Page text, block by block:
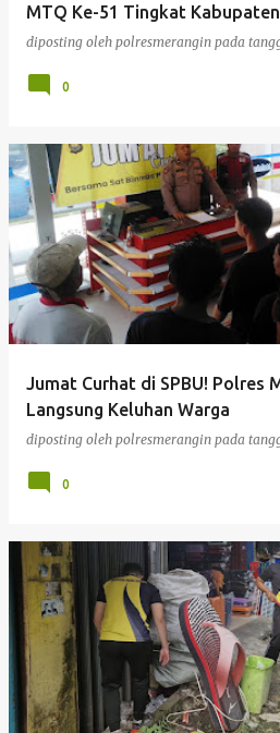
MTQ Ke-51 Tingkat
diposting oleh polresmerangin pada
0
Jumat Curhat di SPBU! Polres
Langsung Keluhan Warga
diposting oleh polresmerangin pada
0